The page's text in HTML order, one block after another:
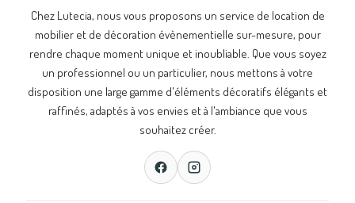
Chez Lutecia, nous vous proposons un service de location de
mobilier et de décoration évènementielle sur-mesure, pour
rendre chaque moment unique et inoubliable. Que vous soyez
un professionnel ou un particulier, nous mettons à votre
disposition une large gamme d'éléments décoratifs élégants et
raffinés, adaptés à vos envies et à l'ambiance que vous
souhaitez créer.